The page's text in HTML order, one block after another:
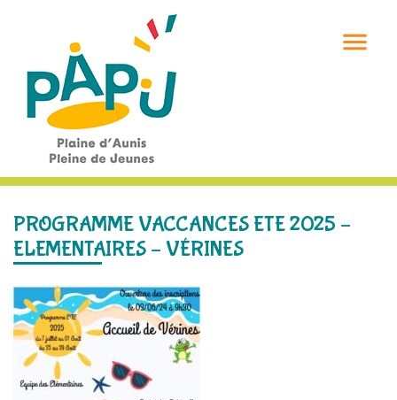

PROGRAMME VACCANCES ETE 2025 –
ELEMENTAIRES – VÉRINES